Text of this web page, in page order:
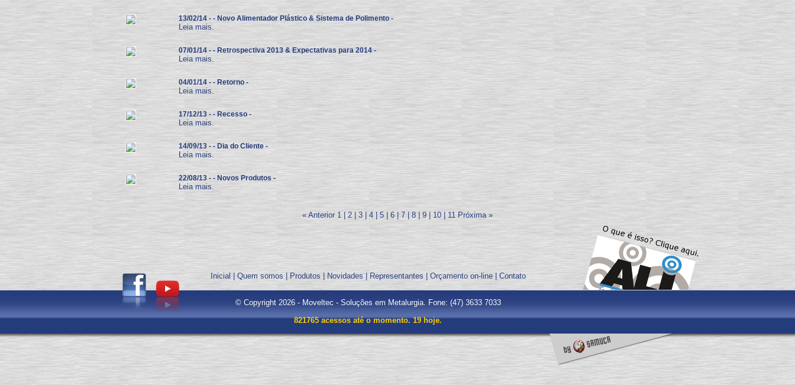
13/02/14 - - Novo Alimentador Plástico & Sistema de Polimento -
Leia mais.
07/01/14 - - Retrospectiva 2013 & Expectativas para 2014 -
Leia mais.
04/01/14 - - Retorno -
Leia mais.
17/12/13 - - Recesso -
Leia mais.
14/09/13 - - Dia do Cliente -
Leia mais.
22/08/13 - - Novos Produtos -
Leia mais.
« Anterior 1 2 3 4 5 6 |7 8 9 10 11 Próxima »
Inicial Quem somos Produtos Novidades Representantes Orçamento on-line| Contato
© Copyright 2026 - Moveltec - Soluções em Metalurgia. Fone: (47) 3633 7033
821765 acessos até o momento. 19 hoje.